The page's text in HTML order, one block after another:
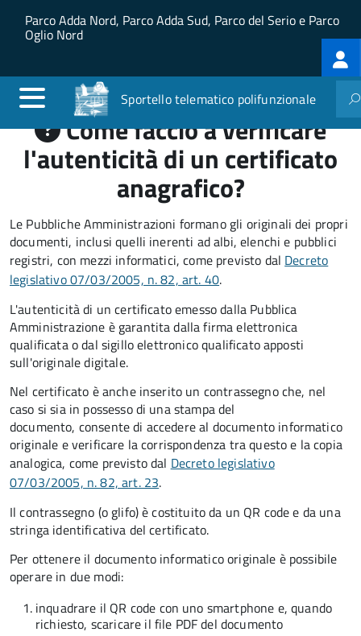
Salta al contenuto principale
Skip to site navigation
Parco Adda Nord, Parco Adda Sud, Parco del Serio e Parco
Oglio Nord
Sportello telematico polifunzionale
Come faccio a verificare
l'autenticità di un certificato
anagrafico?
Le Pubbliche Amministrazioni formano gli originali dei propri
documenti, inclusi quelli inerenti ad albi, elenchi e pubblici
registri, con mezzi informatici, come previsto dal Decreto
legislativo 07/03/2005, n. 82, art. 40.
L'autenticità di un certificato emesso dalla Pubblica
Amministrazione è garantita dalla firma elettronica
qualificata o dal sigillo elettronico qualificato apposti
sull'originale digitale.
Nel certificato è anche inserito un contrassegno che, nel
caso si sia in possesso di una stampa del
documento, consente di accedere al documento informatico
originale e verificare la corrispondenza tra questo e la copia
analogica, come previsto dal Decreto legislativo
07/03/2005, n. 82, art. 23.
Il contrassegno (o glifo) è costituito da un QR code e da una
stringa identificativa del certificato.
Per ottenere il documento informatico originale è possibile
operare in due modi:
inquadrare il QR code con uno smartphone e, quando
richiesto, scaricare il file PDF del documento